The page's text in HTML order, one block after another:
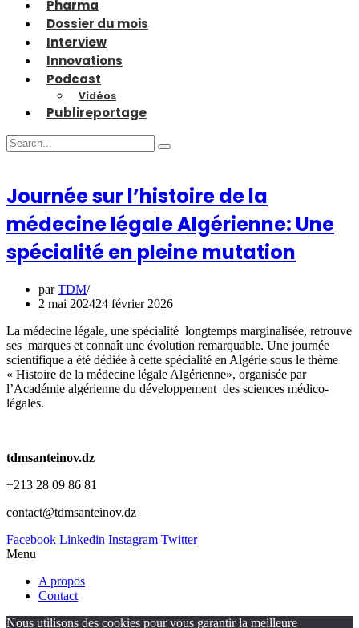
Pharma
Dossier du mois
Interview
Innovations
Podcast
Vidéos
Publireportage
Journée sur l’histoire de la
médecine légale Algérienne: Une
spécialité en pleine mutation
parTDM
2 mai 202424 février 2026
La médecine légale, une spécialité longtemps marginalisée, retrouve
ses marques et connaît une évolution remarquable. Une journée
scientifique a été dédiée à cette spécialité en Algérie sous le thème
« Histoire de la médecine légale Algérienne», organisée par
l’Académie algérienne du développement des sciences médico-
légales.
tdmsanteinov.dz
+213 28 09 86 81
contact@tdmsanteinov.dz
Facebook Linkedin Instagram Twitter
Menu
A propos
Contact
Nous utilisons des cookies pour vous garantir la meilleure